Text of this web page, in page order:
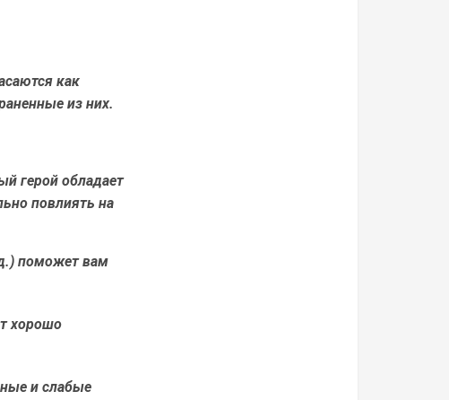
как
из них.
герой обладает
повлиять на
поможет вам
хорошо
и слабые